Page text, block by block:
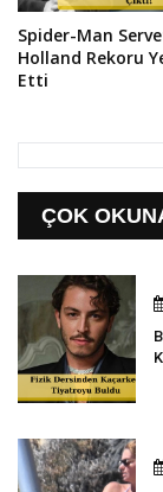
Spider-Man
Holland Rekoru
Etti
ÇOK